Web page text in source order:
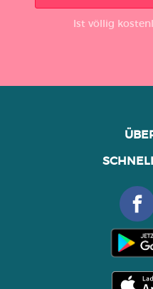
Ist völlig